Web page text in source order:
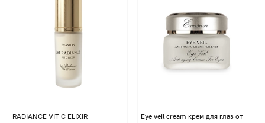
RADIANCE VIT C ELIXIR
Eye veil cream крем для глаз от